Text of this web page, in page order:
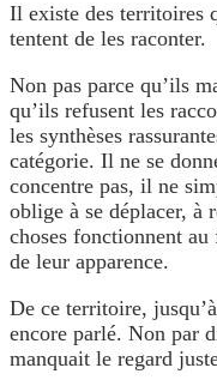
Il existe des territoires
tentent de les raconter.
Non pas parce qu’ils
qu’ils refusent les
les synthèses
catégorie. Il ne se
concentre pas, il ne
oblige à se déplacer, à
choses fonctionnent
de leur apparence.
De ce territoire,
encore parlé. Non par
manquait le regard